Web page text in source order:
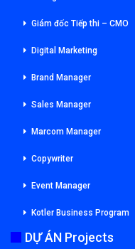
Giám đốc Tiếp thi – CMO
Digital Marketing
Brand Manager
Sales Manager
Marcom Manager
Copywriter
Event Manager
Kotler Business Program
DỰ ÁN Projects